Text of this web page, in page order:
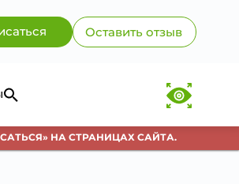
Оставить отзыв
НА СТРАНИЦАХ САЙТА.